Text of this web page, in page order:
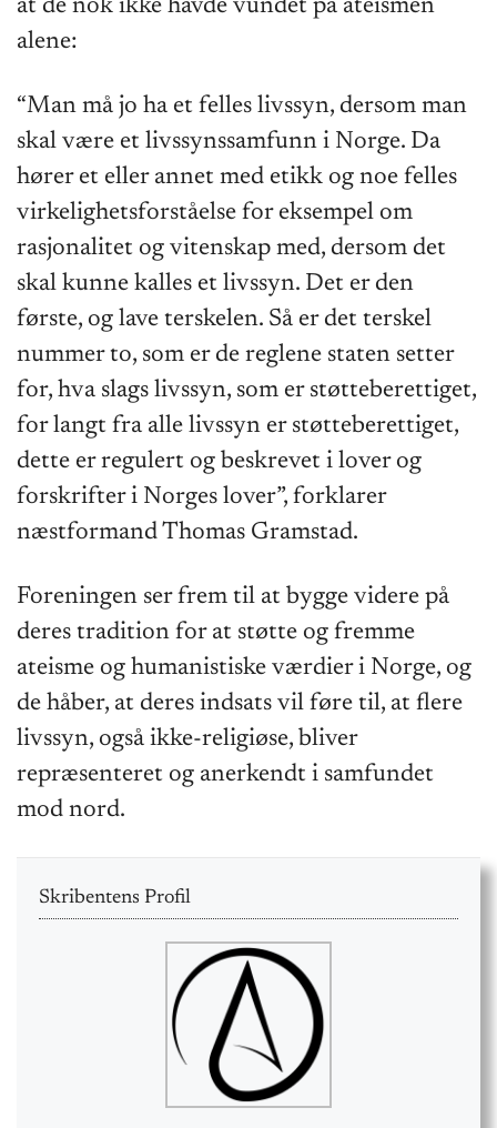
at de nok ikke havde vundet på ateismen
alene:
“Man må jo ha et felles livssyn, dersom man
skal være et livssynssamfunn i Norge. Da
hører et eller annet med etikk og noe felles
virkelighetsforståelse for eksempel om
rasjonalitet og vitenskap med, dersom det
skal kunne kalles et livssyn. Det er den
første, og lave terskelen. Så er det terskel
nummer to, som er de reglene staten setter
for, hva slags livssyn, som er støtteberettiget,
for langt fra alle livssyn er støtteberettiget,
dette er regulert og beskrevet i lover og
forskrifter i Norges lover”, forklarer
næstformand Thomas Gramstad.
Foreningen ser frem til at bygge videre på
deres tradition for at støtte og fremme
ateisme og humanistiske værdier i Norge, og
de håber, at deres indsats vil føre til, at flere
livssyn, også ikke-religiøse, bliver
repræsenteret og anerkendt i samfundet
mod nord.
Skribentens Profil